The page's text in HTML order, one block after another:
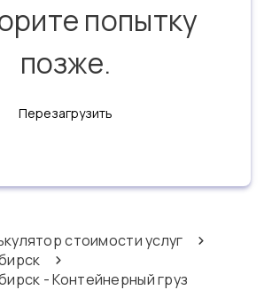
попытку
позже.
Перезагрузить
стоимости услуг
- Контейнерный груз